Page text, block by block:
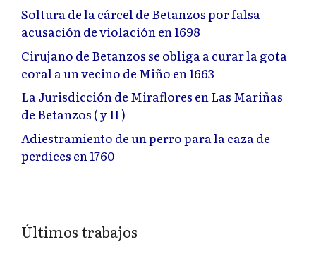
Soltura de la cárcel de Betanzos por falsa
acusación de violación en 1698
Cirujano de Betanzos se obliga a curar la gota
coral a un vecino de Miño en 1663
La Jurisdicción de Miraflores en Las Mariñas
de Betanzos ( y II )
Adiestramiento de un perro para la caza de
perdices en 1760
Últimos trabajos